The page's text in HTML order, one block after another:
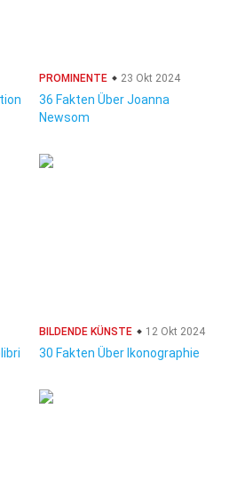
PROMINENTE 23 Okt 2024
36 Fakten Über Joanna
Newsom
BILDENDE KÜNSTE 12 Okt 2024
30 Fakten Über Ikonographie